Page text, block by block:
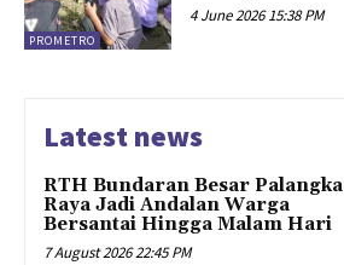
PROMETRO
4 June 2026 15:38 PM
Latest news
RTH Bundaran Besar Palangka
Raya Jadi Andalan Warga
Bersantai Hingga Malam Hari
7 August 2026 22:45 PM